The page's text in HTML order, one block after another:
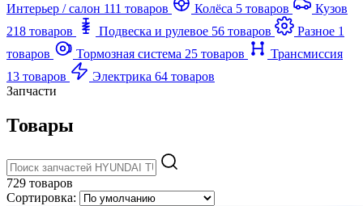
Интерьер / салон 111 товаров Колёса 5 товаров
Кузов
218 товаров
Подвеска и рулевое 56 товаров Разное 1
товаров
Тормозная система 25 товаров
Трансмиссия
13 товаров
Электрика 64 товаров
Запчасти
Товары
729 товаров
Сортировка: